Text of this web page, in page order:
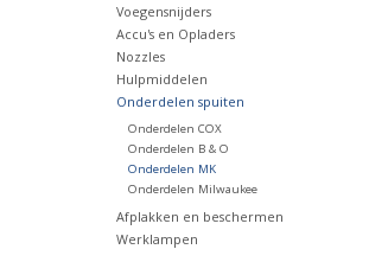
Voegensnijders
Accu's en Opladers
Nozzles
Hulpmiddelen
Onderdelen spuiten
Onderdelen COX
Onderdelen B & O
Onderdelen MK
Onderdelen Milwaukee
Afplakken en beschermen
Werklampen